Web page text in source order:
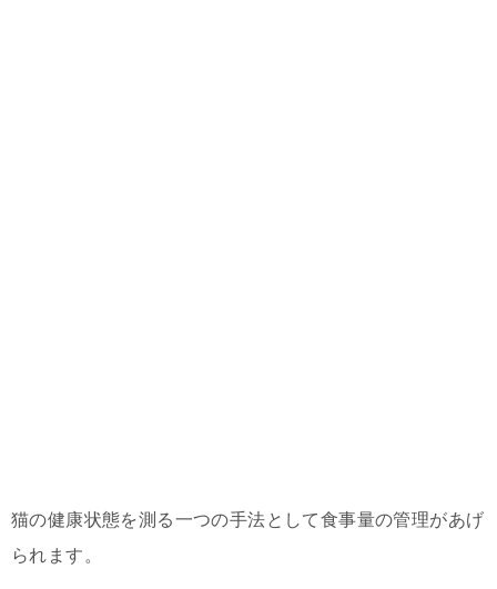
猫の健康状態を測る一つの手法として食事量の管理があげ
られます。